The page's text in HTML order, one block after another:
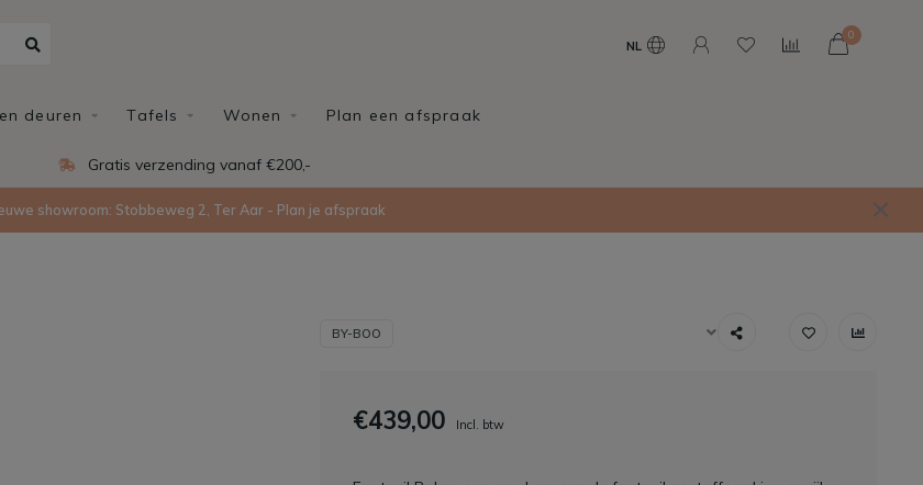
NL
0
deuren Tafels Wonen Plan een afspraak
Gratis verzending vanaf €200,-
showroom: Stobbeweg 2, Ter Aar - Plan je afspraak
BY-BOO
€439,00 Incl. btw